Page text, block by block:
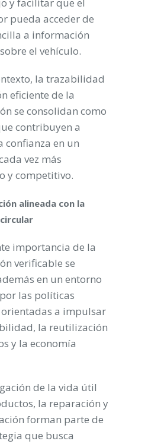
pueda acceder de
a información
el vehículo.
la trazabilidad
eficiente de la
se consolidan como
contribuyen a
confianza en un
vez más
y competitivo.
alineada con la
importancia de la
verificable se
en un entorno
las políticas
a impulsar
la reutilización
y la economía
de la vida útil
la reparación y
forman parte de
que busca